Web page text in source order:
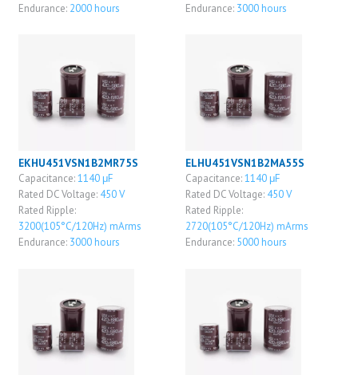
Endurance: 2000 hours
Endurance: 3000 hours
EKHU451VSN1B2MR75S
Capacitance:1140 μF
Rated DC Voltage: 450 V
Rated Ripple:
3200(105°C/120Hz) mArms
Endurance: 3000 hours
ELHU451VSN1B2MA55S
Capacitance:1140 μF
Rated DC Voltage: 450 V
Rated Ripple:
2720(105°C/120Hz) mArms
Endurance: 5000 hours